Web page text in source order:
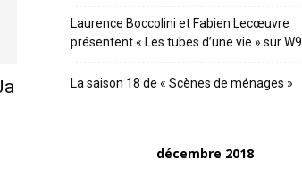
Laurence Boccolini et Fabien Lecœuvre
présentent « Les tubes d’une vie » sur W9
La saison 18 de « Scènes de ménages »
décembre 2018